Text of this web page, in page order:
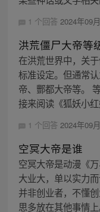
1 个回答 2024年09
洪荒僵尸大帝等
在洪荒世界中，关
标准设定。但通常
帝、酆都大帝等。
接来阅读《狐妖小
1 个回答 2024年09
空冥大帝是谁
空冥大帝是动漫《
大业大，单以实力
并非创业者，不懂
思多放在其他事情